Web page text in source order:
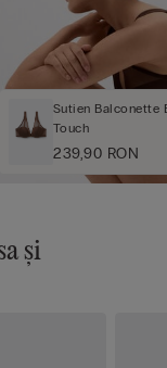
Sutien Balconette
Touch
239,90 RON
și